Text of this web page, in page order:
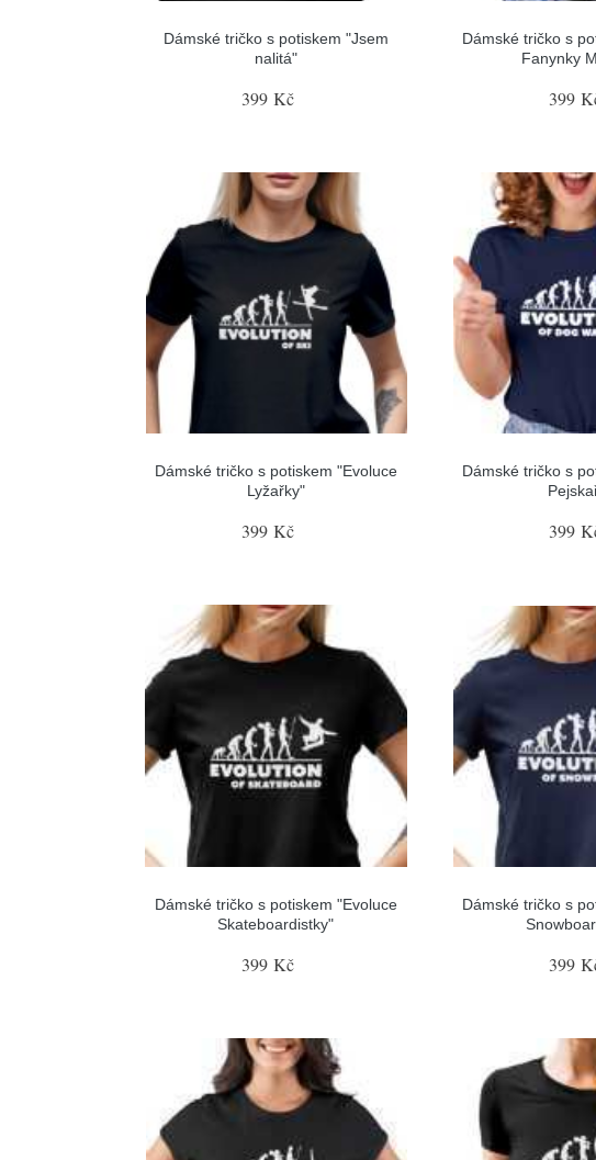
Dámské tričko s potiskem "Jsem
nalitá"
399 Kč
Dámské tričko s
Fanynky
399
Dámské tričko s potiskem "Evoluce
Lyžařky"
399 Kč
Dámské tričko s
399
Dámské tričko s potiskem "Evoluce
Skateboardistky"
399 Kč
Dámské tričko s
399